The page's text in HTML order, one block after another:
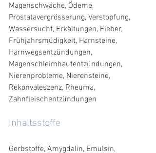
Magenschwäche, Ödeme,
Prostatavergrösserung, Verstopfung,
Wassersucht, Erkältungen, Fieber,
Frühjahrsmüdigkeit, Harnsteine,
Harnwegsentzündungen,
Magenschleimhautentzündungen,
Nierenprobleme, Nierensteine,
Rekonvaleszenz, Rheuma,
Zahnfleischentzündungen
Inhaltsstoffe
Gerbstoffe, Amygdalin, Emulsin,